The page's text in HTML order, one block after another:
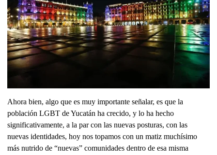
Ahora bien, algo que es muy importante señalar, es que la
población LGBT de Yucatán ha crecido, y lo ha hecho
significativamente, a la par con las nuevas posturas, con las
nuevas identidades, hoy nos topamos con un matiz muchísimo
más nutrido de “nuevas” comunidades dentro de esa misma